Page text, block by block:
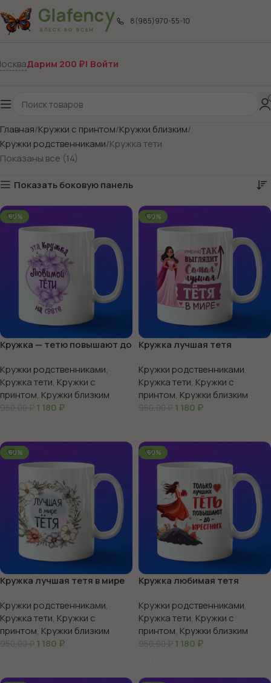
8(985)970-55-10
Дарим 200 ₽! Войти
Главная Кружки с принтом Кружки близким
Кружки родственниками Кружка тети
Показаны все (14)
Показать боковую панель
-60%
Кружка — тетю повышают до
Кружки родственниками,
Кружка тети, Кружки с
принтом, Кружки близким
950,00₽ 1 180 ₽
-60%
Кружка лучшая тетя
Кружки родственниками,
Кружка тети, Кружки с
принтом, Кружки близким
950,00₽ 1 180 ₽
-60%
Кружка лучшая тетя в мире
Кружки родственниками,
Кружка тети, Кружки с
принтом, Кружки близким
950,00₽ 1 180 ₽
-60%
Кружка любимая тетя
Кружки родственниками,
Кружка тети, Кружки с
принтом, Кружки близким
950,00₽ 1 180 ₽